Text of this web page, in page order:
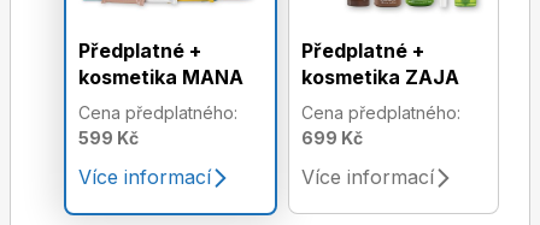
Předplatné +
kosmetika MANA
Cena předplatného:
599 Kč
Více informací
Předplatné +
kosmetika ZAJA
Cena předplatného:
699 Kč
Více informací